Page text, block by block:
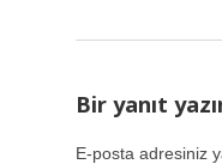
Bir yanıt
E-posta adresiniz